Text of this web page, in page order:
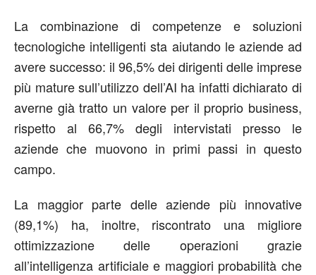
La combinazione di competenze e soluzioni
tecnologiche intelligenti sta aiutando le aziende ad
avere successo: il 96,5% dei dirigenti delle imprese
più mature sull’utilizzo dell’AI ha infatti dichiarato di
averne già tratto un valore per il proprio business,
rispetto al 66,7% degli intervistati presso le
aziende che muovono in primi passi in questo
campo.
La maggior parte delle aziende più innovative
(89,1%) ha, inoltre, riscontrato una migliore
ottimizzazione delle operazioni grazie
all’intelligenza artificiale e maggiori probabilità che